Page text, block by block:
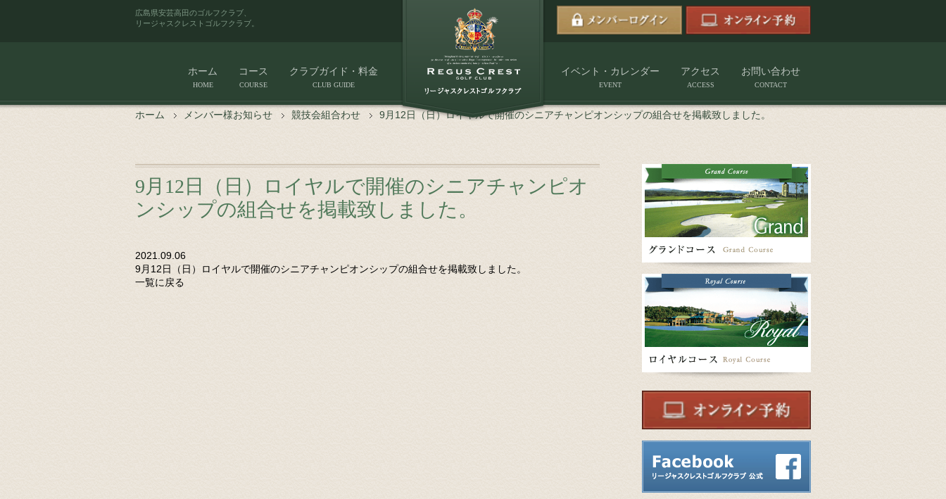
広島県安芸高田のゴルフクラブ、
リージャスクレストゴルフクラブ。
ホーム
HOME
コース
COURSE
クラブガイド・料金
CLUB GUIDE
イベント・カレンダー
EVENT
アクセス
ACCESS
お問い合わせ
CONTACT
ホーム メンバー様お知らせ 競技会組合わせ 9月12日（日）ロイヤルで開催のシニアチャンピオンシップの組合せを掲載致しました。
9月12日（日）ロイヤルで開催のシニアチャンピオ
ンシップの組合せを掲載致しました。
2021.09.06
9月12日（日）ロイヤルで開催のシニアチャンピオンシップの組合せを掲載致しました。
一覧に戻る